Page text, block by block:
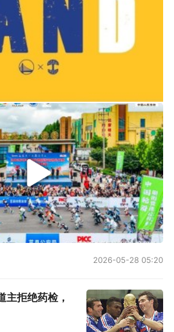
2019-06-14 01:03
2026-05-28 05:20
主拒绝药检，